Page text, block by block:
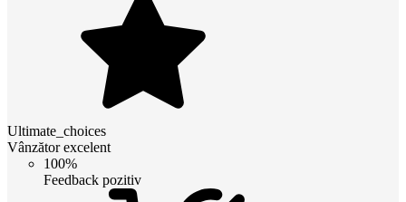
Ultimate_choices
Vânzător excelent
100%
Feedback pozitiv